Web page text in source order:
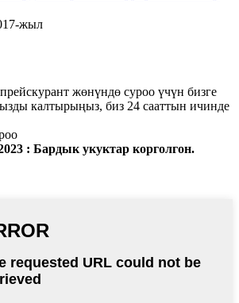
жыл
жөнүндө суроо үчүн бизге
калтырыңыз, биз 24 сааттын ичинде
: Бардык укуктар корголгон.